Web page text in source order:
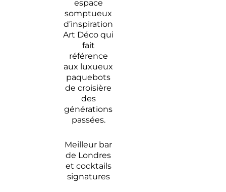
espace
somptueux
d’inspiration
Art Déco qui
fait
référence
aux luxueux
paquebots
de croisière
des
générations
passées.
Meilleur bar
de Londres
et cocktails
signatures